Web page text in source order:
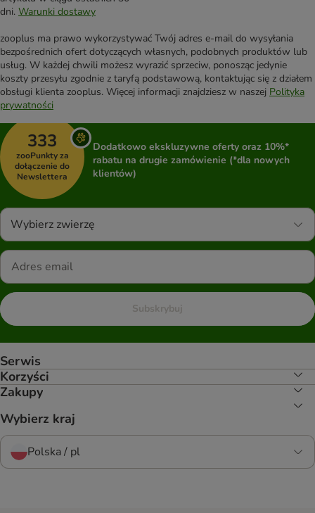
dni. Warunki dostawy
zooplus ma prawo wykorzystywać Twój adres e-mail do wysyłania
bezpośrednich ofert dotyczących własnych, podobnych produktów lub
usług. W każdej chwili możesz wyrazić sprzeciw, ponosząc jedynie
koszty przesyłu zgodnie z taryfą podstawową, kontaktując się z działem
obsługi klienta zooplus. Więcej informacji znajdziesz w naszej Polityka
prywatności
333
zooPunkty za
dołączenie do
Newslettera
Dodatkowo ekskluzywne oferty oraz 10%*
rabatu na drugie zamówienie (*dla nowych
klientów)
Wybierz zwierzę
Subskrybuj
Serwis
Korzyści
Zakupy
Wybierz kraj
Polska / pl